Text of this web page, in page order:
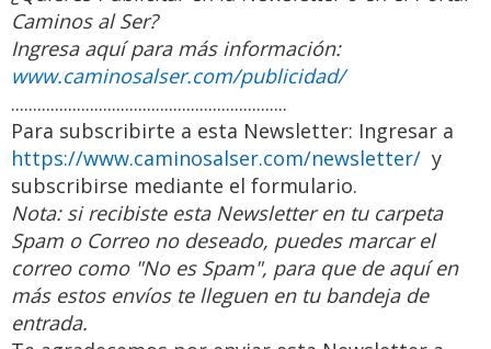
Caminos al Ser?
Ingresa aquí para más información:
www.caminosalser.com/publicidad/
...............................................................
Para subscribirte a esta Newsletter: Ingresar a
https://www.caminosalser.com/newsletter/ y
subscribirse mediante el formulario.
Nota: si recibiste esta Newsletter en tu carpeta
Spam o Correo no deseado, puedes marcar el
correo como "No es Spam", para que de aquí en
más estos envíos te lleguen en tu bandeja de
entrada.